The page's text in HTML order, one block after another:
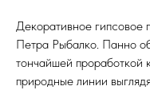
Декоративное гипсовое
Петра Рыбалко. Панно
тончайшей проработкой
природные линии